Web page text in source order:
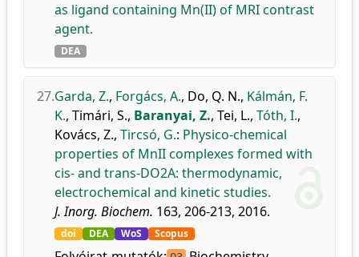
as ligand containing Mn(II) of MRI contrast
agent.
DEA
27.Garda, Z., Forgács, A., Do, Q. N., Kálmán, F.
K., Timári, S., Baranyai, Z., Tei, L., Tóth, I.,
Kovács, Z., Tircsó, G.: Physico-chemical
properties of MnII complexes formed with
cis- and trans-DO2A: thermodynamic,
electrochemical and kinetic studies.
J. Inorg. Biochem. 163, 206-213, 2016.
doi DEA WoS Scopus